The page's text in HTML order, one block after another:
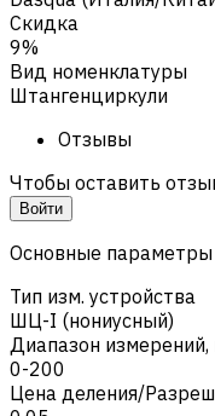
Скидка
9%
Вид номенклатуры
Штангенциркули
Отзывы
Чтобы оставить
Войти
Основные параметры
Тип изм. устройства
ШЦ-I (нониусный)
Диапазон
0-200
Цена деления/